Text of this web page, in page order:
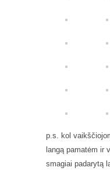
p.s. kol
langą pamatėm ir
smagiai padarytą